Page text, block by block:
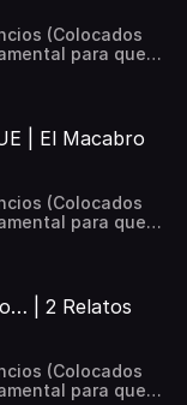
(Colocados
para que
comunidad.
relatos de terror
te pareció.📌
a:
See
| El Macabro
(Colocados
para que
esta
relato de terror
for more
| 2 Relatos
(Colocados
para que